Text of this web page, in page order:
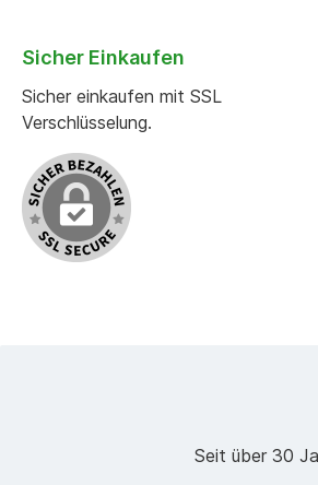
Sicher Einkaufen
Sicher einkaufen mit SSL
Verschlüsselung.
Seit über 30